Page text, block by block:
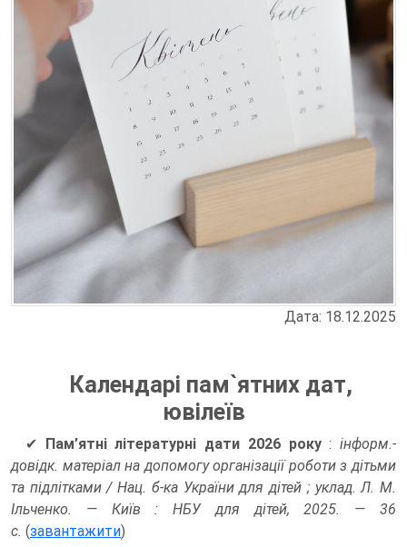
Дата: 18.12.2025
Календарі пам`ятних дат,
ювілеїв
✔ Пам’ятні літературні дати 2026 року:інформ.-
довідк. матеріал на допомогу організації роботи з дітьми
та підлітками / Нац. б-ка України для дітей ; уклад. Л. М.
Ільченко. — Київ : НБУ для дітей, 2025. — 36
с. (завантажити)